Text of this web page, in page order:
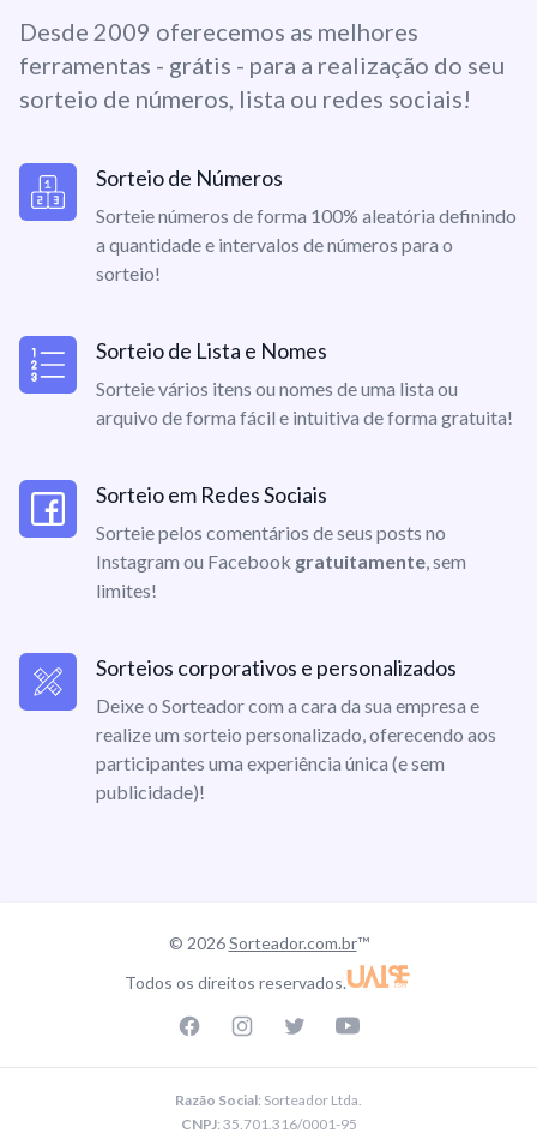
Desde 2009 oferecemos as melhores
ferramentas - grátis - para a realização do seu
sorteio de números, lista ou redes sociais!
Sorteio de Números
Sorteie números de forma 100% aleatória definindo
a quantidade e intervalos de números para o
sorteio!
Sorteio de Lista e Nomes
Sorteie vários itens ou nomes de uma lista ou
arquivo de forma fácil e intuitiva de forma gratuita!
Sorteio em Redes Sociais
Sorteie pelos comentários de seus posts no
Instagram ou Facebook gratuitamente, sem
limites!
Sorteios corporativos e personalizados
Deixe o Sorteador com a cara da sua empresa e
realize um sorteio personalizado, oferecendo aos
participantes uma experiência única (e sem
publicidade)!
© 2026Sorteador.com.br™
Todos os direitos reservados.
Razão Social: Sorteador Ltda.
CNPJ: 35.701.316/0001-95